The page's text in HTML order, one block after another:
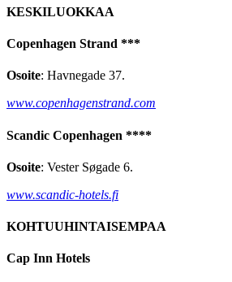
KESKILUOKKAA
Copenhagen Strand ***
Osoite: Havnegade 37.
www.copenhagenstrand.com
Scandic Copenhagen ****
Osoite: Vester Søgade 6.
www.scandic-hotels.fi
KOHTUUHINTAISEMPAA
Cap Inn Hotels